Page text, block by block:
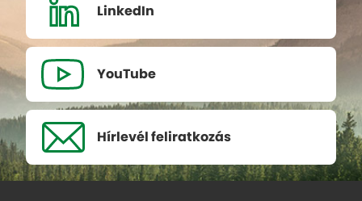
LinkedIn
YouTube
Hírlevél feliratkozás